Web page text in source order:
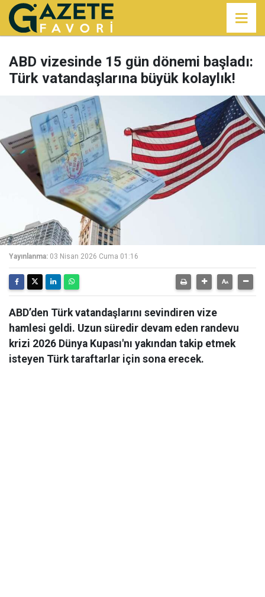
ABD vizesinde 15 gün dönemi başladı:
Türk vatandaşlarına büyük kolaylık!
Yayınlanma: 03 Nisan 2026 Cuma 01:16
ABD’den Türk vatandaşlarını sevindiren vize
hamlesi geldi. Uzun süredir devam eden randevu
krizi 2026 Dünya Kupası'nı yakından takip etmek
isteyen Türk taraftarlar için sona erecek.